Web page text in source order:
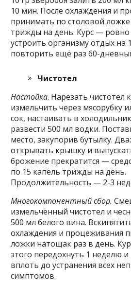
10 мин. После охлаждения и
принимать по столовой
трижды на день. Курс — ровно
устроить организму отдых на
повторить ещё раз 60-
Чистотел
Настойка. Нарезать чистотел
измельчить через мясорубку
сок, настаивать в
развести 500 мл водки.
место, закупорив бутылку.
открывать крышку и
брожение прекратится —
по 15 капель трижды на день.
Продолжительность — 2-3
Многокомпонентный сбор.
измельчённый чистотел и
500 мл белого вина.
охлаждения и процеживания
ложки натощак раз в день.
этого передохнуть 1 неделю
вплоть до устранения всех
симптомов.